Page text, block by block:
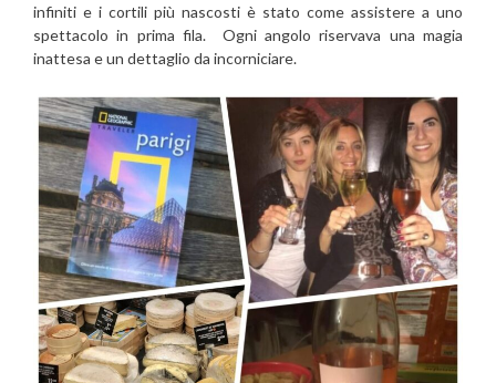
infiniti e i cortili più nascosti è stato come assistere a uno
spettacolo in prima fila. Ogni angolo riservava una magia
inattesa e un dettaglio da incorniciare.